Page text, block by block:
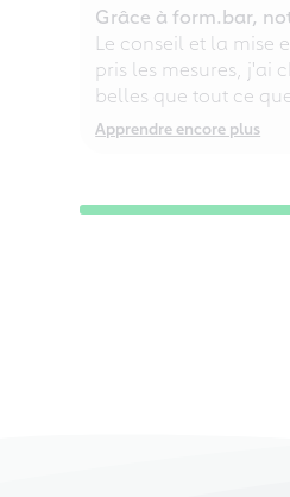
Grâce à form.bar,
Le conseil et la
pris les mesures, j'ai
belles que tout ce
Apprendre encore plus